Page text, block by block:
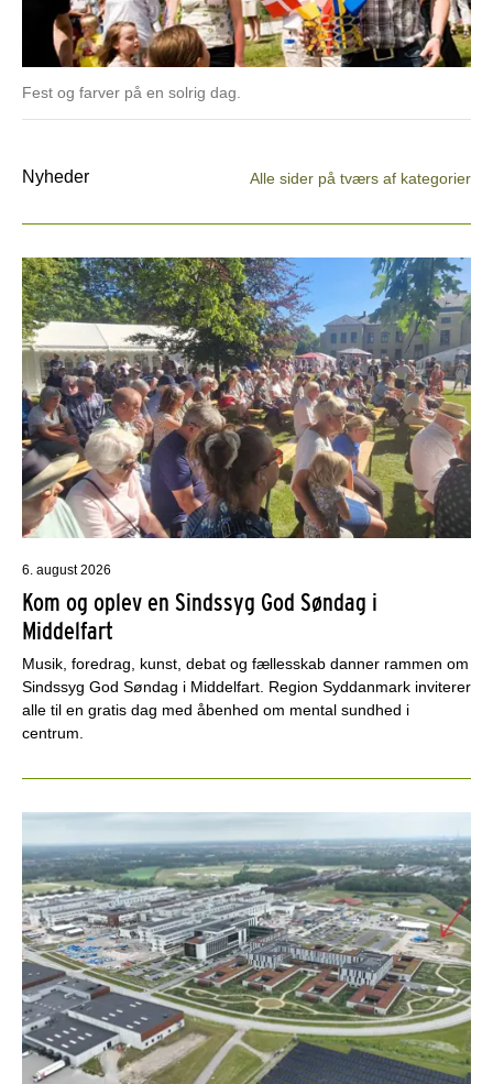
Fest og farver på en solrig dag.
Nyheder Alle sider på tværs af kategorier
6. august 2026
Kom og oplev en Sindssyg God Søndag i
Middelfart
Musik, foredrag, kunst, debat og fællesskab danner rammen om
Sindssyg God Søndag i Middelfart. Region Syddanmark inviterer
alle til en gratis dag med åbenhed om mental sundhed i
centrum.